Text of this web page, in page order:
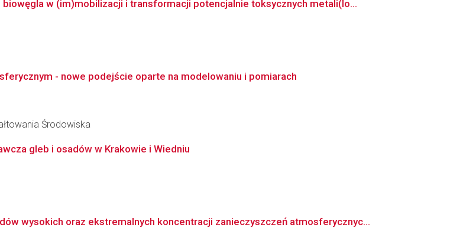
w (im)mobilizacji i transformacji potencjalnie toksycznych metali(lo...
- nowe podejście oparte na modelowaniu i pomiarach
Środowiska
gleb i osadów w Krakowie i Wiedniu
wysokich oraz ekstremalnych koncentracji zanieczyszczeń atmosferycznyc...